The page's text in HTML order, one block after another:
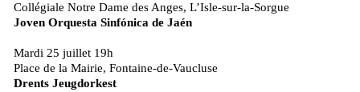
Collégiale Notre Dame des Anges, L’Isle-sur-la-Sorgue
Joven Orquesta Sinfónica de Jaén
Mardi 25 juillet 19h
Place de la Mairie, Fontaine-de-Vaucluse
Drents Jeugdorkest